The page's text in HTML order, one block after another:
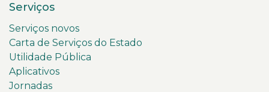
Serviços
Serviços novos
Carta de Serviços do Estado
Utilidade Pública
Aplicativos
Jornadas